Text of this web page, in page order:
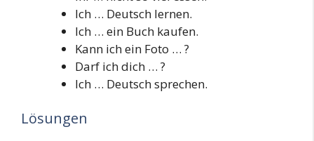
Ich … Deutsch lernen.
Ich … ein Buch kaufen.
Kann ich ein Foto … ?
Darf ich dich … ?
Ich … Deutsch sprechen.
Lösungen